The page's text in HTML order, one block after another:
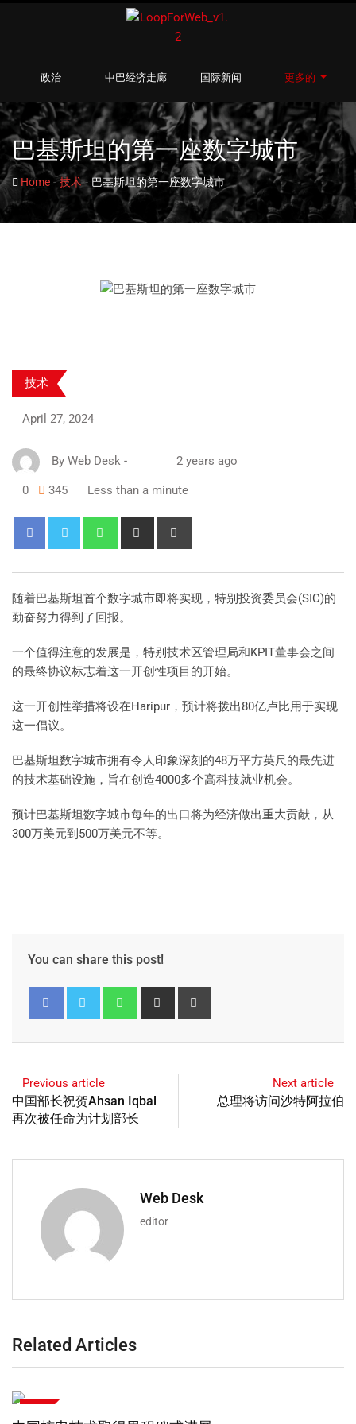
政治 中巴经济走廊 国际新闻 更多的
巴基斯坦的第一座数字城市
Home -技术- 巴基斯坦的第一座数字城市
技术
April 27, 2024
By Web Desk - 2 years ago
0 345 Less than a minute
随着巴基斯坦首个数字城市即将实现，特别投资委员会(SIC)的
勤奋努力得到了回报。
一个值得注意的发展是，特别技术区管理局和KPIT董事会之间
的最终协议标志着这一开创性项目的开始。
这一开创性举措将设在Haripur，预计将拨出80亿卢比用于实现
这一倡议。
巴基斯坦数字城市拥有令人印象深刻的48万平方英尺的最先进
的技术基础设施，旨在创造4000多个高科技就业机会。
预计巴基斯坦数字城市每年的出口将为经济做出重大贡献，从
300万美元到500万美元不等。
You can share this post!
Previous article
中国部长祝贺Ahsan Iqbal
再次被任命为计划部长
Next article
总理将访问沙特阿拉伯
Web Desk
editor
Related Articles